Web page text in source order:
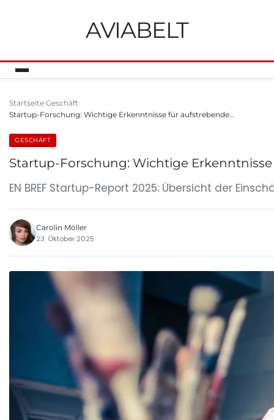
AVIABELT
Startseite Geschäft
Startup-Forschung: Wichtige Erkenntnisse für aufstrebende…
GESCHÄFT
Startup-Forschung: Wichtige
EN BREF Startup-Report 2025: Übersicht der
Carolin Möller
23. Oktober 2025